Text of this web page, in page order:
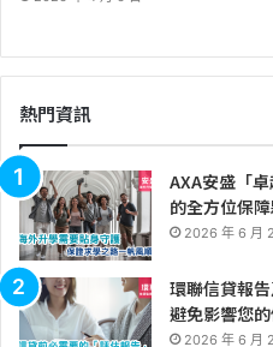
熱門資訊
AXA安盛「
的全方位保
2026 年 6 月
環聯信貸報
避免影響您
2026 年 6 月